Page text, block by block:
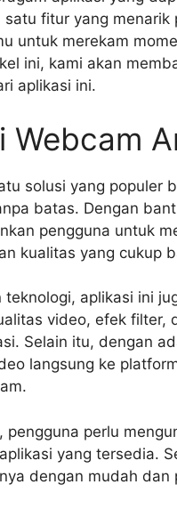
fitur yang
untuk merekam
ini, kami akan
aplikasi ini.
Webcam
solusi yang populer
batas. Dengan
pengguna untuk
kualitas yang cukup
aplikasi ini
video, efek filter,
Selain itu, dengan
langsung ke
perlu
yang tersedia.
dengan mudah dan